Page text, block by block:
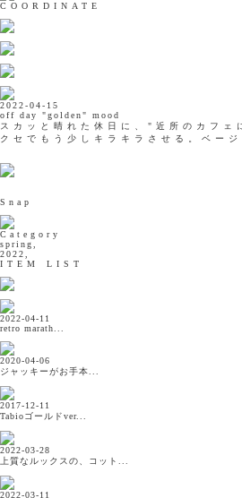
COORDINATE
2022-04-15
off day "golden" mood
スカッと晴れた休日に、"近所のカフ
クセでもう少しキラキラさせる。ベー
Snap
Category
spring,
2022,
ITEM LIST
2022-04-11
retro marath...
2020-04-06
ジャッキーがお手本...
2017-12-11
Tabioゴールドver...
2022-03-28
上質なルックスの、コット...
2022-03-11